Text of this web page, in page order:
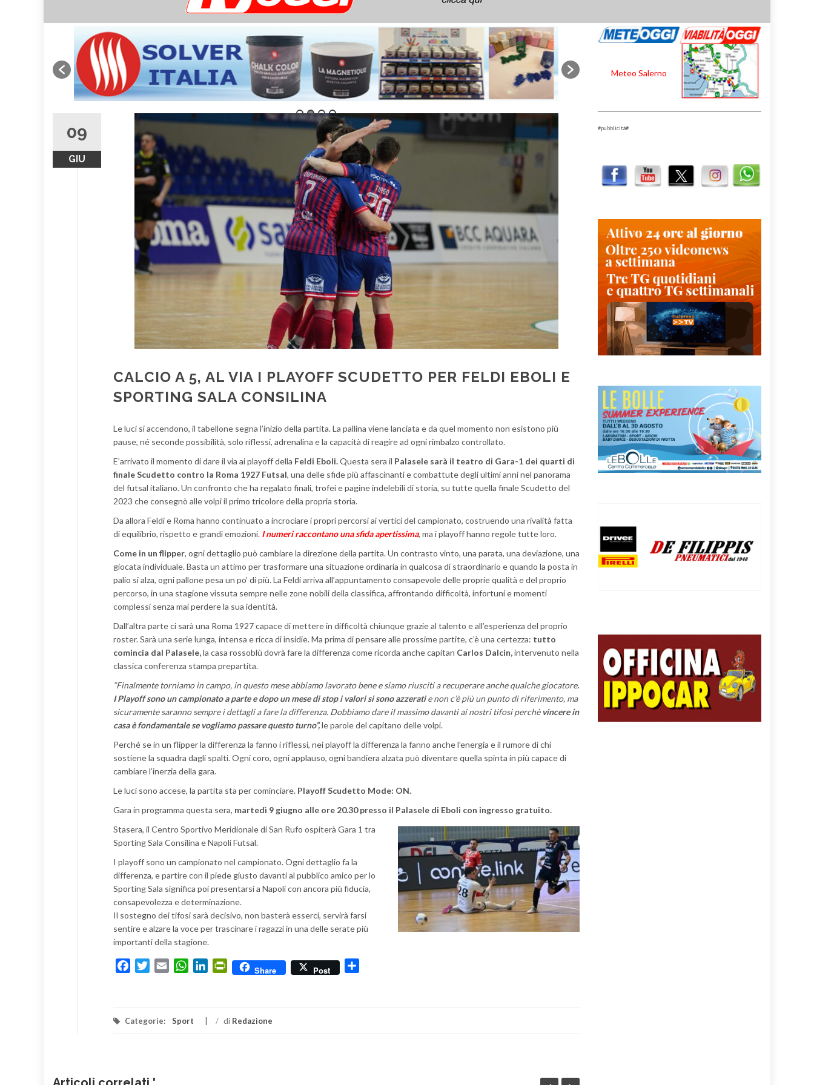
09
GIU
CALCIO A 5, AL VIA I PLAYOFF SCUDETTO PER FELDI EBOLI E
SPORTING SALA CONSILINA
Le luci si accendono, il tabellone segna l’inizio della partita. La pallina viene lanciata e da quel momento non esistono più
pause, né seconde possibilità, solo riflessi, adrenalina e la capacità di reagire ad ogni rimbalzo controllato.
E’arrivato il momento di dare il via ai playoff della Feldi Eboli.Questa sera il Palasele sarà il teatro di Gara-1 dei quarti di
finale Scudetto contro la Roma 1927 Futsal, una delle sfide più affascinanti e combattute degli ultimi anni nel panorama
del futsal italiano. Un confronto che ha regalato finali, trofei e pagine indelebili di storia, su tutte quella finale Scudetto del
2023 che consegnò alle volpi il primo tricolore della propria storia.
Da allora Feldi e Roma hanno continuato a incrociare i propri percorsi ai vertici del campionato, costruendo una rivalità fatta
di equilibrio, rispetto e grandi emozioni. I numeri raccontano una sfida apertissima, ma i playoff hanno regole tutte loro.
Come in un flipper, ogni dettaglio può cambiare la direzione della partita. Un contrasto vinto, una parata, una deviazione, una
giocata individuale. Basta un attimo per trasformare una situazione ordinaria in qualcosa di straordinario e quando la posta in
palio si alza, ogni pallone pesa un po’ di più. La Feldi arriva all’appuntamento consapevole delle proprie qualità e del proprio
percorso, in una stagione vissuta sempre nelle zone nobili della classifica, affrontando difficoltà, infortuni e momenti
complessi senza mai perdere la sua identità.
Dall’altra parte ci sarà una Roma 1927 capace di mettere in difficoltà chiunque grazie al talento e all’esperienza del proprio
roster. Sarà una serie lunga, intensa e ricca di insidie. Ma prima di pensare alle prossime partite, c’è una certezza: tutto
comincia dal Palasele,la casa rossoblù dovrà fare la differenza come ricorda anche capitan Carlos Dalcin,intervenuto nella
classica conferenza stampa prepartita.
“Finalmente torniamo in campo, in questo mese abbiamo lavorato bene e siamo riusciti a recuperare anche qualche giocatore.
I Playoff sono un campionato a parte e dopo un mese di stop i valori si sono azzeratie non c’è più un punto di riferimento, ma
sicuramente saranno sempre i dettagli a fare la differenza. Dobbiamo dare il massimo davanti ai nostri tifosi perchè vincere in
casa è fondamentale se vogliamo passare questo turno”,le parole del capitano delle volpi.
Perché se in un flipper la differenza la fanno i riflessi, nei playoff la differenza la fanno anche l’energia e il rumore di chi
sostiene la squadra dagli spalti. Ogni coro, ogni applauso, ogni bandiera alzata può diventare quella spinta in più capace di
cambiare l’inerzia della gara.
Le luci sono accese, la partita sta per cominciare. Playoff Scudetto Mode: ON.
Gara in programma questa sera, martedì 9 giugno alle ore 20.30 presso il Palasele di Eboli con ingresso gratuito.
Stasera, il Centro Sportivo Meridionale di San Rufo ospiterà Gara 1 tra
Sporting Sala Consilina e Napoli Futsal.
I playoff sono un campionato nel campionato. Ogni dettaglio fa la
differenza, e partire con il piede giusto davanti al pubblico amico per lo
Sporting Sala significa poi presentarsi a Napoli con ancora più fiducia,
consapevolezza e determinazione.
Il sostegno dei tifosi sarà decisivo, non basterà esserci, servirà farsi
sentire e alzare la voce per trascinare i ragazzi in una delle serate più
importanti della stagione.
FacebookTwitterEmail WhatsApp
LinkedInPrintFriendly
Share Post
Categorie: Sport / di Redazione
Meteo Salerno
#pubblicità#